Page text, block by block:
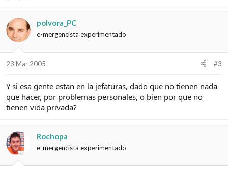
polvora_PC
e-mergencista experimentado
23 Mar 2005 #3
Y si esa gente estan en la jefaturas, dado que no tienen nada
que hacer, por problemas personales, o bien por que no
tienen vida privada?
Rochopa
e-mergencista experimentado